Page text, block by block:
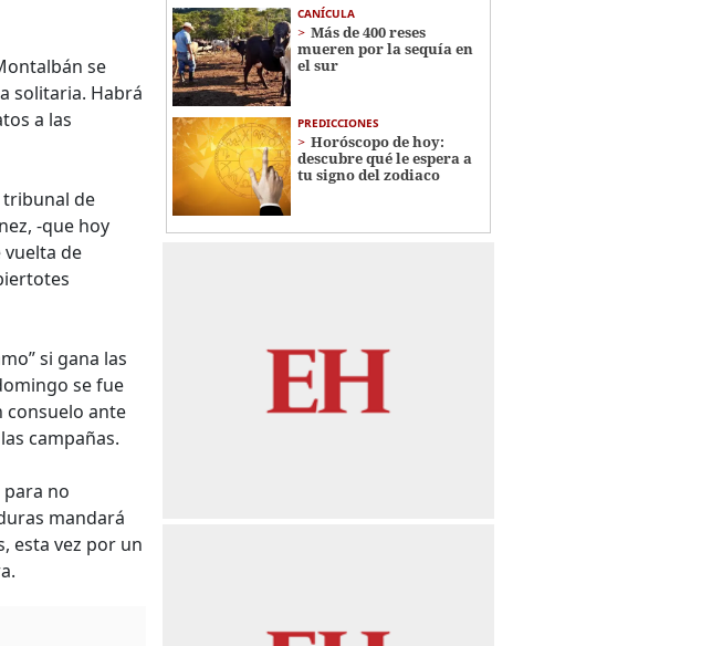
se
solitaria. Habrá
a las
tribunal de
-que hoy
de
si gana las
se fue
consuelo ante
campañas.
no
mandará
esta vez por un
CANÍCULA
Más de 400 reses
mueren por la sequía en
el sur
PREDICCIONES
Horóscopo de hoy:
descubre qué le espera a
tu signo del zodiaco